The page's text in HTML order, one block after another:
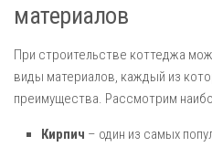
материалов
При строительстве коттеджа
виды материалов, каждый из
преимущества. Рассмотрим
Кирпич – один из самых